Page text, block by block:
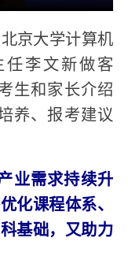
京大学计算机
李文新做客
生和家长介绍
养、报考建议
业需求持续升
化课程体系、
基础，又助力